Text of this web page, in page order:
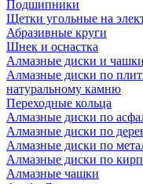
Подшипники
Щетки угольные на
Абразивные круги
Шнек и оснастка
Алмазные диски и чашки
Алмазные диски по
натуральному камню
Переходные кольца
Алмазные диски по
Алмазные диски по
Алмазные диски по
Алмазные диски по
Алмазные чашки